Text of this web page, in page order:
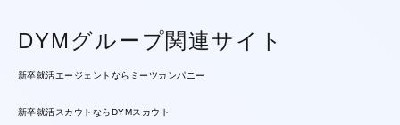
DYMグループ関連サイト
新卒就活エージェントならミーツカンパニー
新卒就活スカウトならDYMスカウト